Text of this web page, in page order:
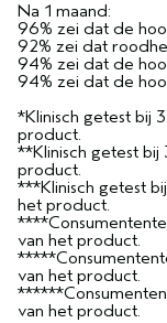
Na 1 maand:
96% zei dat de
92% zei dat
94% zei dat de
94% zei dat de
*Klinisch getest bij
product.
**Klinisch getest
product.
***Klinisch getest
het product.
van het product.
van het product.
van het product.